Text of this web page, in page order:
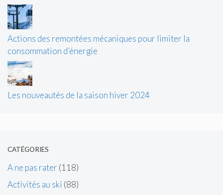
Actions des remontées mécaniques pour limiter la
consommation d’énergie
Les nouveautés de la saison hiver 2024
CATÉGORIES
A ne pas rater (118)
Activités au ski (88)